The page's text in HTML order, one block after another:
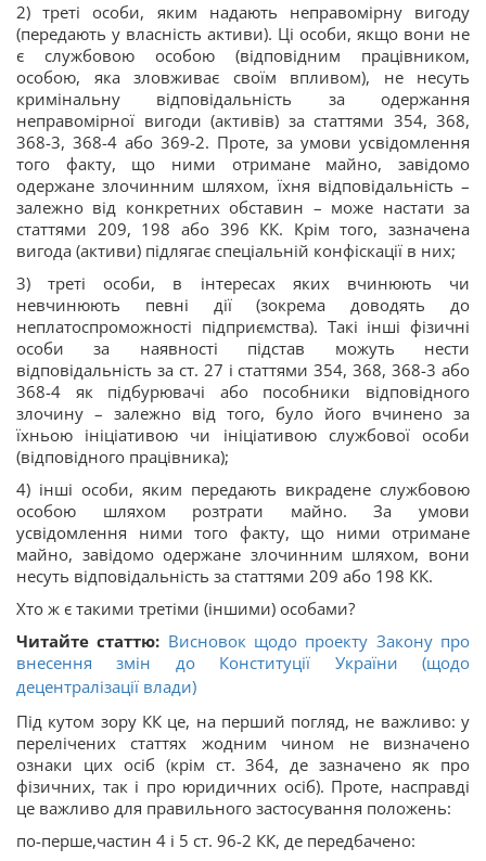
2) треті особи, яким надають неправомірну вигоду
(передають у власність активи). Ці особи, якщо вони не
є службовою особою (відповідним працівником,
особою, яка зловживає своїм впливом), не несуть
кримінальну відповідальність за одержання
неправомірної вигоди (активів) за статтями 354, 368,
368-3, 368-4 або 369-2. Проте, за умови усвідомлення
того факту, що ними отримане майно, завідомо
одержане злочинним шляхом, їхня відповідальність –
залежно від конкретних обставин – може настати за
статтями 209, 198 або 396 КК. Крім того, зазначена
вигода (активи) підлягає спеціальній конфіскації в них;
3) треті особи, в інтересах яких вчинюють чи
невчинюють певні дії (зокрема доводять до
неплатоспроможності підприємства). Такі інші фізичні
особи за наявності підстав можуть нести
відповідальність за ст. 27 і статтями 354, 368, 368-3 або
368-4 як підбурювачі або пособники відповідного
злочину – залежно від того, було його вчинено за
їхньою ініціативою чи ініціативою службової особи
(відповідного працівника);
4) інші особи, яким передають викрадене службовою
особою шляхом розтрати майно. За умови
усвідомлення ними того факту, що ними отримане
майно, завідомо одержане злочинним шляхом, вони
несуть відповідальність за статтями 209 або 198 КК.
Хто ж є такими третіми (іншими) особами?
Читайте статтю: Висновок щодо проекту Закону про
внесення змін до Конституції України (щодо
децентралізації влади)
Під кутом зору КК це, на перший погляд, не важливо: у
перелічених статтях жодним чином не визначено
ознаки цих осіб (крім ст. 364, де зазначено як про
фізичних, так і про юридичних осіб). Проте, насправді
це важливо для правильного застосування положень:
по-перше,частин 4 і 5 ст. 96-2 КК, де передбачено: